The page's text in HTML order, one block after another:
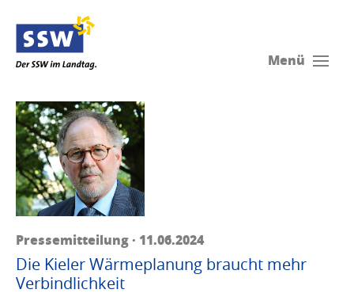
Menü
Pressemitteilung · 11.06.2024
Die Kieler Wärmeplanung braucht mehr
Verbindlichkeit